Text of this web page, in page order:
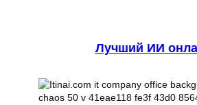
Лучший ИИ